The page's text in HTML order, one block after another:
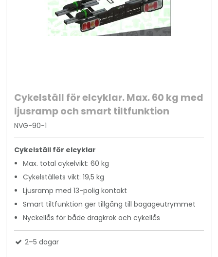
Cykelställ för elcyklar. Max. 60 kg med
ljusramp och smart tiltfunktion
NVG-90-1
Cykelställ för elcyklar
Max. total cykelvikt: 60 kg
Cykelställets vikt: 19,5 kg
Ljusramp med 13-polig kontakt
Smart tiltfunktion ger tillgång till bagageutrymmet
Nyckellås för både dragkrok och cykellås
2–5 dagar